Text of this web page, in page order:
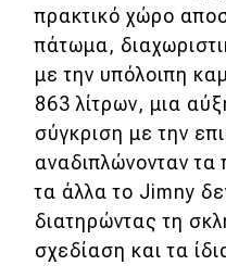
Αγώνες
Formula 1
WRC
Motorsport
Eco
πρακτικό χώρο
πάτωμα,
με την υπόλοιπη
863 λίτρων, μια
σύγκριση με την
αναδιπλώνονταν
τα άλλα το Jimny
διατηρώντας τη
σχεδίαση και τα